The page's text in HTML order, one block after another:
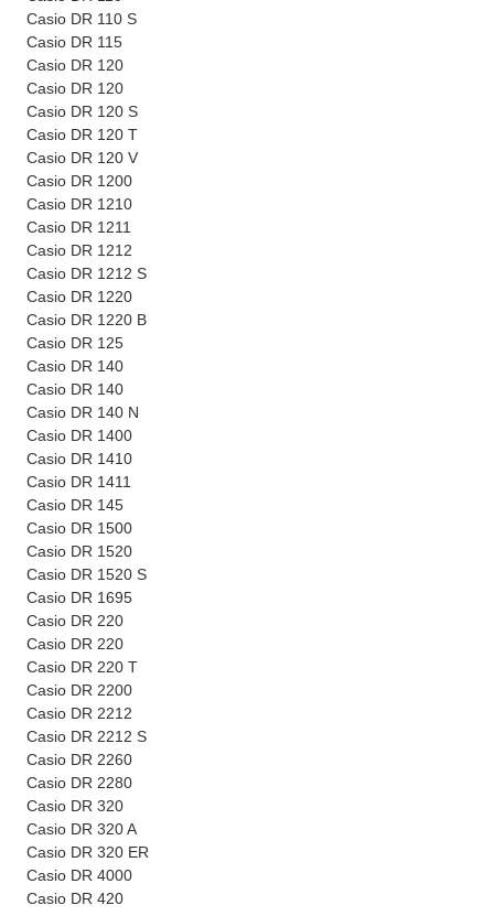
Casio DR 110 S
Casio DR 115
Casio DR 120
Casio DR 120
Casio DR 120 S
Casio DR 120 T
Casio DR 120 V
Casio DR 1200
Casio DR 1210
Casio DR 1211
Casio DR 1212
Casio DR 1212 S
Casio DR 1220
Casio DR 1220 B
Casio DR 125
Casio DR 140
Casio DR 140
Casio DR 140 N
Casio DR 1400
Casio DR 1410
Casio DR 1411
Casio DR 145
Casio DR 1500
Casio DR 1520
Casio DR 1520 S
Casio DR 1695
Casio DR 220
Casio DR 220
Casio DR 220 T
Casio DR 2200
Casio DR 2212
Casio DR 2212 S
Casio DR 2260
Casio DR 2280
Casio DR 320
Casio DR 320 A
Casio DR 320 ER
Casio DR 4000
Casio DR 420